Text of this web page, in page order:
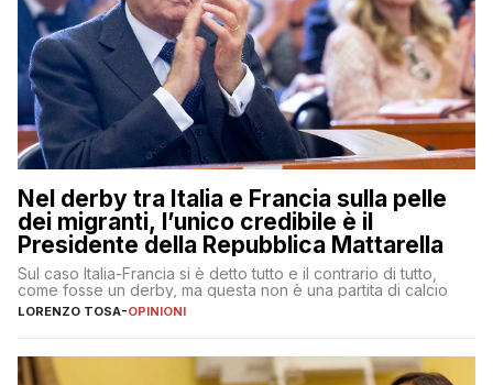
Nel derby tra Italia e Francia sulla pelle
dei migranti, l’unico credibile è il
Presidente della Repubblica Mattarella
Sul caso Italia-Francia si è detto tutto e il contrario di tutto,
come fosse un derby, ma questa non è una partita di calcio
LORENZO TOSA-OPINIONI